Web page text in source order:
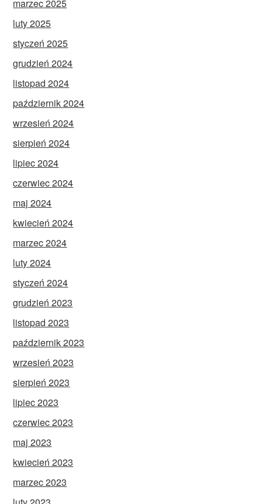
marzec 2025
luty 2025
styczeń 2025
grudzień 2024
listopad 2024
październik 2024
wrzesień 2024
sierpień 2024
lipiec 2024
czerwiec 2024
maj 2024
kwiecień 2024
marzec 2024
luty 2024
styczeń 2024
grudzień 2023
listopad 2023
październik 2023
wrzesień 2023
sierpień 2023
lipiec 2023
czerwiec 2023
maj 2023
kwiecień 2023
marzec 2023